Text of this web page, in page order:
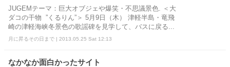
JUGEMテーマ：巨大オブジェや爆笑・不思議景色. ＜大
ダコの干物 ”くるりん”＞ 5月9日（木） 津軽半島・竜飛
崎の津軽海峡冬景色の歌謡碑を見学して、バスに戻る...
月に昇るその日まで | 2013.05.25 Sat 12:13
なかなか面白かったサイト